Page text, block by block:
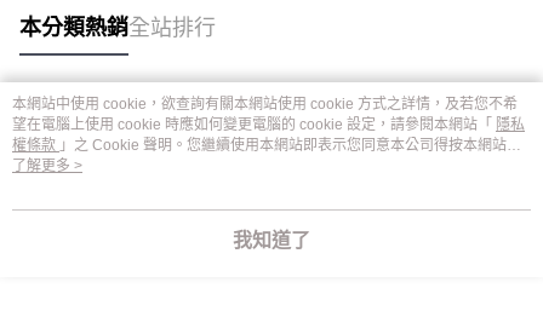
本分類熱銷全站排行
熱門標籤
本網站中使用 cookie，欲查詢有關本網站使用 cookie 方式之詳情，及若您不希
望在電腦上使用 cookie 時應如何變更電腦的 cookie 設定，請參閱本網站「 隱私
權條款 」之 Cookie 聲明。您繼續使用本網站即表示您同意本公司得按本網站使
用條款之 Cookie 聲明使用 cookie。
了解更多 >
我知道了